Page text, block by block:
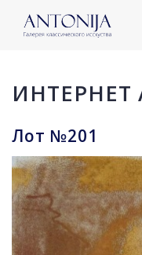
ИНТЕРНЕТ
Лот №201